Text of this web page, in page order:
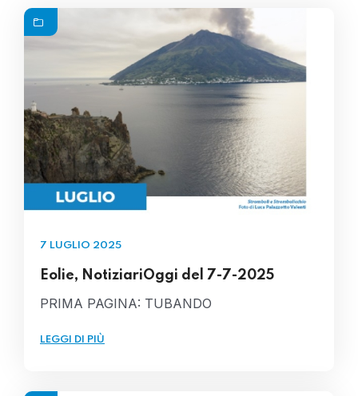
7 LUGLIO 2025
Eolie, NotiziariOggi del 7-7-2025
PRIMA PAGINA: TUBANDO
LEGGI DI PIÙ